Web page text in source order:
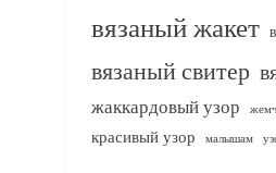
вязаный жакет
вязаный свитер
жаккардовый узор
красивый узор малышам